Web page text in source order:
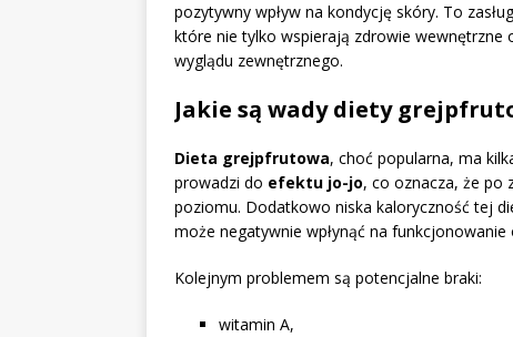
pozytywny wpływ na kondycję skóry. To
które nie tylko wspierają zdrowie wewnętrzne
wyglądu zewnętrznego.
Jakie są wady diety
Dieta grejpfrutowa, choć popularna, ma
prowadzi do efektu jo-jo, co oznacza, że po
poziomu. Dodatkowo niska kaloryczność tej
może negatywnie wpłynąć na funkcjonowanie
Kolejnym problemem są potencjalne braki:
witamin A,